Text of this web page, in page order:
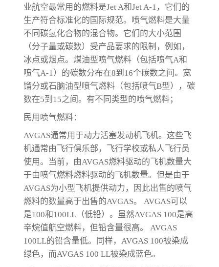
业航空最常用的燃料是Jet A和Jet A-1，它们的
生产符合标准化的国际规范。喷气燃料是大量
不同碳氢化合物的混合物。它们的大小范围
（分子量或碳数）受产品要求的限制，例如，
冰点或烟点。煤油型喷气燃料（包括喷气A和
喷气A-1）的碳数分布在8到16个碳数之间。宽
馏分或石脑油型喷气燃料（包括喷气B型），碳
数在5到15之间。有不同类型的喷气燃料；
民用喷气燃料：
AVGAS通常用于动力活塞发动机飞机。这些飞
机通常由飞行俱乐部，飞行学校或私人飞行员
使用。当前，由AVGAS燃料驱动的飞机数量大
于由喷气燃料燃料驱动的飞机数量。但是由于
AVGAS为小型飞机提供动力，因此出售的喷气
燃料的数量高于出售的AVGAS。 AVGAS可以
是100和100LL（低铅）。虽然AVGAS 100是高
辛烷值航空燃料，但铅含量很高。 AVGAS
100LL的铅含量低。同样，AVGAS 100被染成
绿色，而AVGAS 100 LL被染成蓝色。